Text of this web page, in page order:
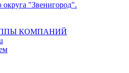
округа "Звенигород".
КОМПАНИЙ